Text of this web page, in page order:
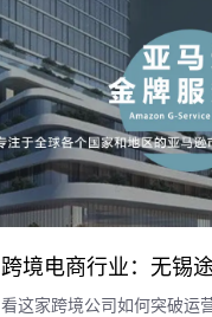
跨境电商行业：无锡
看这家跨境公司如何突破运